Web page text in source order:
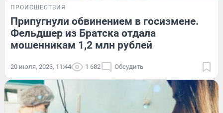
ПРОИСШЕСТВИЯ
Припугнули обвинением в госизмене.
Фельдшер из Братска отдала
мошенникам 1,2 млн рублей
20 июля, 2023, 11:44 1 682 Обсудить